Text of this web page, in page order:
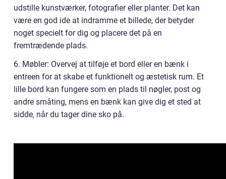
udstille kunstværker, fotografier eller planter. Det kan
være en god ide at indramme et billede, der betyder
noget specielt for dig og placere det på en
fremtrædende plads.
6. Møbler: Overvej at tilføje et bord eller en bænk i
entreen for at skabe et funktionelt og æstetisk rum. Et
lille bord kan fungere som en plads til nøgler, post og
andre småting, mens en bænk kan give dig et sted at
sidde, når du tager dine sko på.